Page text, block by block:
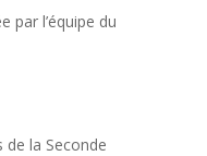
par l’équipe du
la Seconde